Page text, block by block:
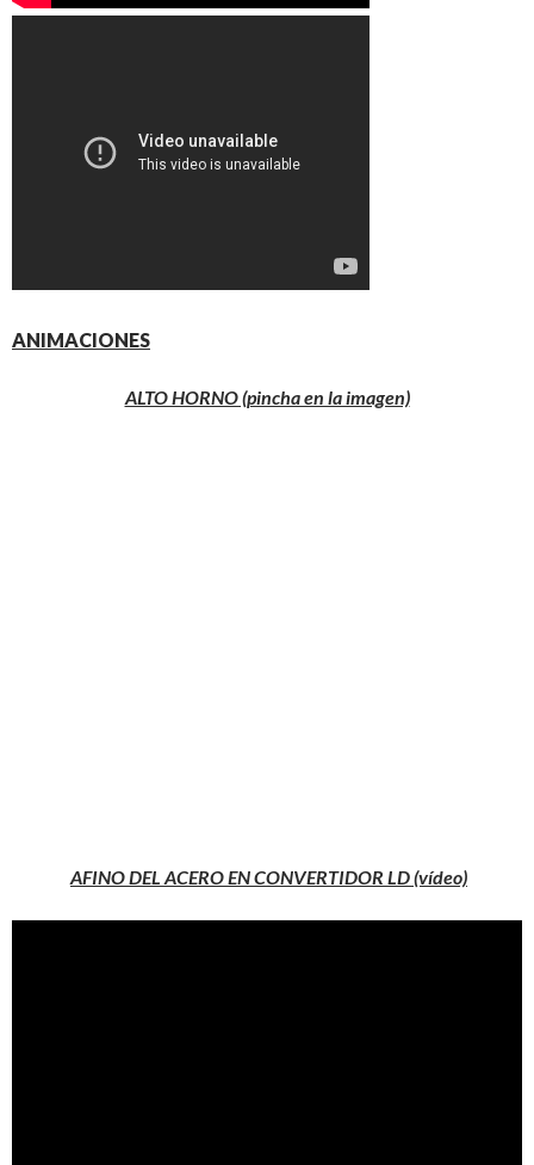
ANIMACIONES
ALTO HORNO (pincha en la imagen)
AFINO DEL ACERO EN CONVERTIDOR LD (vídeo)